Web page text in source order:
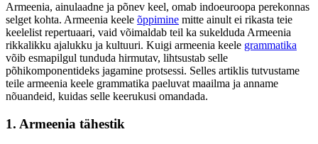
Armeenia, ainulaadne ja põnev keel, omab indoeuroopa perekonnas
selget kohta. Armeenia keele õppimine mitte ainult ei rikasta teie
keelelist repertuaari, vaid võimaldab teil ka sukelduda Armeenia
rikkalikku ajalukku ja kultuuri. Kuigi armeenia keele grammatika
võib esmapilgul tunduda hirmutav, lihtsustab selle
põhikomponentideks jagamine protsessi. Selles artiklis tutvustame
teile armeenia keele grammatika paeluvat maailma ja anname
nõuandeid, kuidas selle keerukusi omandada.
1. Armeenia tähestik